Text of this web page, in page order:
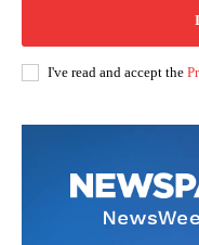
I've read and accept the